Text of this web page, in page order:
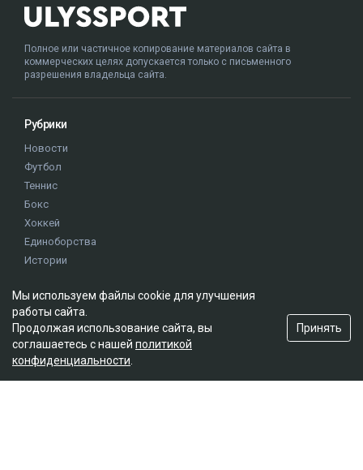
Полное или частичное копирование материалов сайта в
коммерческих целях допускается только с письменного
разрешения владельца сайта.
Рубрики
Новости
Футбол
Теннис
Бокс
Хоккей
Единоборства
Истории
Редакция
О проекте
Правила сайта
Мы используем файлы cookie для улучшения
работы сайта.
Продолжая использование сайта, вы
соглашаетесь с нашей политикой
конфиденциальности
Принять